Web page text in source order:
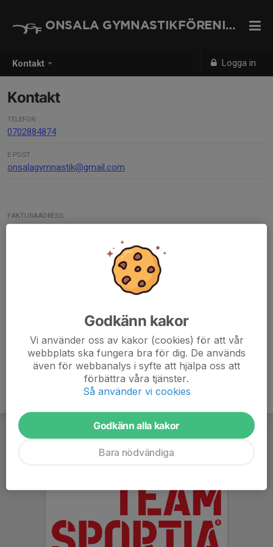
Kontakt Logga in
ONSALA GYMNASTIKFÖRENING
Kontakt
TELEFON
0702884874
E-POST
onsalagymnastik@gmail.com
FAKTURAADRESS
Onsala GF
567011-2
Godkänn kakor
Vi använder oss av kakor (cookies) för att vår
webbplats ska fungera bra för dig. De används
även för webbanalys i syfte att hjälpa oss att
förbättra våra tjänster.
Så använder vi cookies
Godkänn alla kakor
Bara nödvändiga